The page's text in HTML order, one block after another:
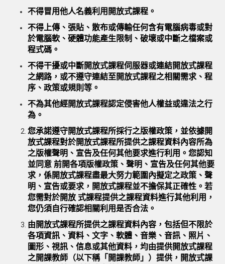
不得冒用他人名義利用開放式課程。
不得上傳、張貼、散布或傳輸任何含有電腦病毒或對
於電腦軟、硬體功能產生限制、破壞或中斷之檔案或
程式碼。
不得干擾或中斷開放式課程伺服器或連結開放式課程
之網路，或不遵守連結至開放式課程之相關需求、程
序、政策或規則等。
不為其他經開放式課程認定侵害他人權益或違法之行
為。
您承諾遵守開放式課程所採行之版權政策，並依據開
放式課程對於開放式課程所提供之課程資料內容所為
之版權聲明、宣告及任何其他要求進行利用。您認知
並同意 前開各項版權政策、聲明、宣告及任何其他要
求，係開放式課程盡最大努力範圍內擬定之政策、聲
明、宣告或要求，開放式課程並不擔保其正確性。若
您需對於開放 式課程提供之課程資料進行其他利用，
您仍須自行確認相關利用是否合法。
由開放式課程所提供之課程資料內容，包括但不限於
各項資訊、資料、文字、軟體、音樂、音訊、照片、
圖形、視訊、信息或其他資料，均由提供開放式課程
之開課教師（以下稱「開課教師」）提供，開放式課